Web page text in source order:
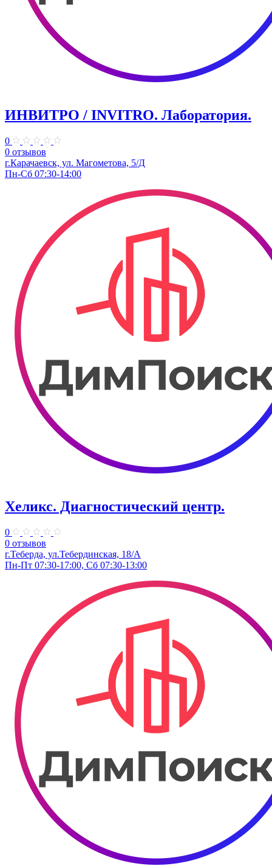
ИНВИТРО / INVITRO. Лаборатория.
0
0 отзывов
г.Карачаевск, ул. Магометова, 5/Д
Пн-Сб 07:30-14:00
Хеликс. Диагностический центр.
0
0 отзывов
г.Теберда, ул.Тебердинская, 18/А
Пн-Пт 07:30-17:00, Сб 07:30-13:00